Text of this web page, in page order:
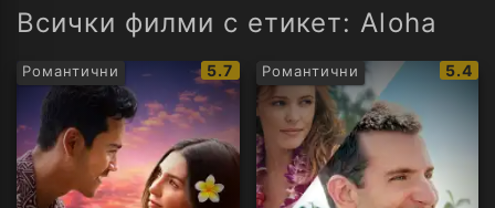
Всички филми с етикет: Aloha
Романтични
IMDb
рейтинг:
5.7 Романтични
IMDb
5.4